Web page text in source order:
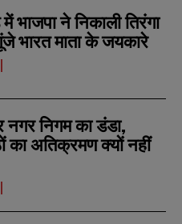
भाजपा ने निकाली तिरंगा
भारत माता के जयकारे
नगर निगम का डंडा,
का अतिक्रमण क्यों नहीं